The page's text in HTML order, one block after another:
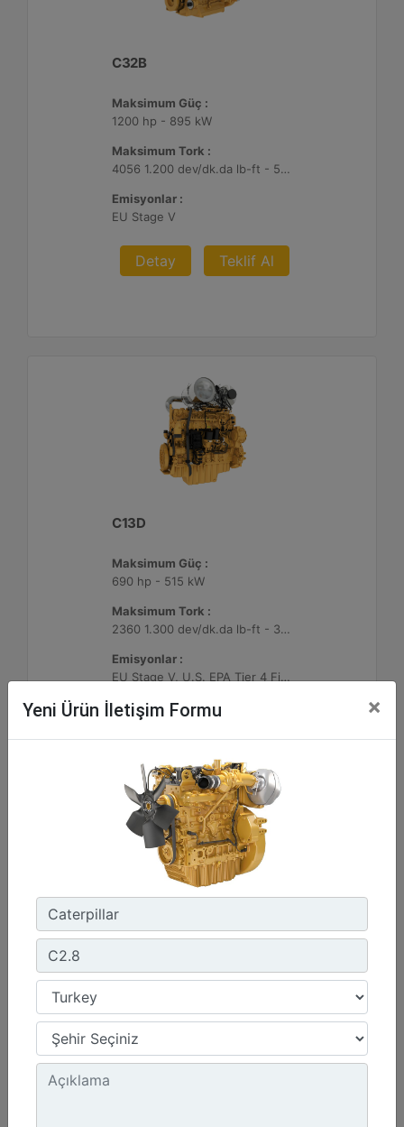
C32B
Maksimum Güç :
1200 hp - 895 kW
Maksimum Tork :
4056 1.200 dev/dk.da lb-ft - 5499 1.200 dev/dk.da Nm
Emisyonlar :
EU Stage V
Detay Teklif Al
C13D
Maksimum Güç :
690 hp - 515 kW
Maksimum Tork :
2360 1.300 dev/dk.da lb-ft - 3200 1.300 dev/dk.da Nm
Emisyonlar :
EU Stage V, U.S. EPA Tier 4 Final, Korea Stage V, Japan 2014, China NRIV
Detay Teklif Al
C13D
Maksimum Güç :
690 hp - 515 kW
Yeni Ürün İletişim Formu ×